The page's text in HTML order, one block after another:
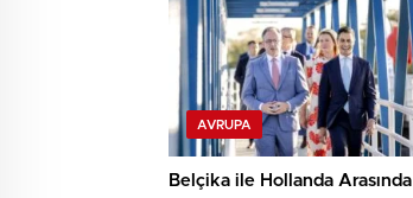
AVRUPA
Belçika ile Hollanda Arasında